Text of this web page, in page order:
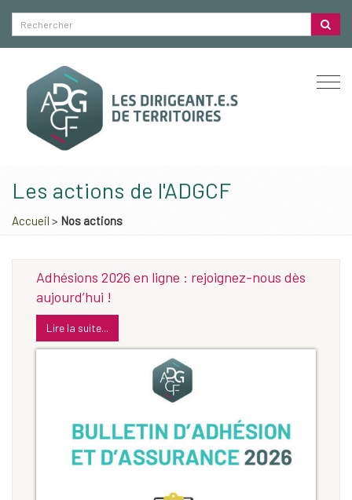
Les actions de l'ADGCF
Accueil > Nos actions
Adhésions 2026 en ligne : rejoignez-nous dès
aujourd’hui !
Lire la suite...